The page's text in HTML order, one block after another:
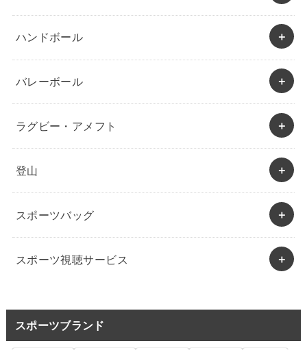
ハンドボール
バレーボール
ラグビー・アメフト
登山
スポーツバッグ
スポーツ視聴サービス
スポーツブランド